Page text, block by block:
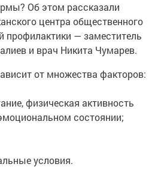
Об этом рассказали
центра общественного
профилактики — заместитель
и врач Никита Чумарев.
от множества факторов:
физическая активность
состоянии;
условия.